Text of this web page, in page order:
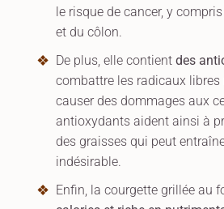
le risque de cancer, y
et du côlon.
De plus, elle contient des
combattre les radicaux
causer des dommages aux
antioxydants aident ainsi à
des graisses qui peut
indésirable.
Enfin, la courgette grillée au